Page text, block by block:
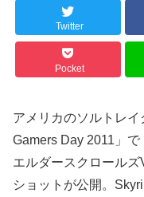
Twitter
Pocket
アメリカのソルトレ
Gamers Day 2011」で
エルダースクロール
ショットが公開。